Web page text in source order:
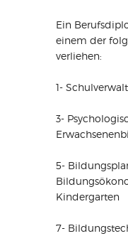
Ein
einem der
verliehen:
1-
3-
5-
Kindergarten
7-